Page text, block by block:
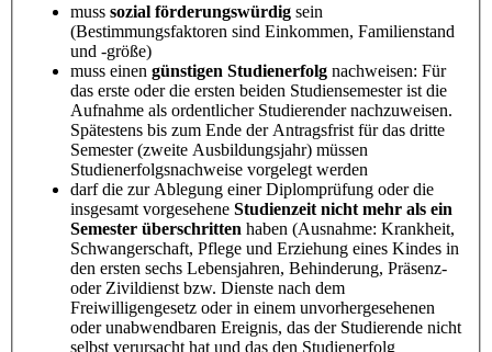
muss sozial förderungswürdig sein
(Bestimmungsfaktoren sind Einkommen, Familienstand
und -größe)
muss einen günstigen Studienerfolg nachweisen: Für
das erste oder die ersten beiden Studiensemester ist die
Aufnahme als ordentlicher Studierender nachzuweisen.
Spätestens bis zum Ende der Antragsfrist für das dritte
Semester (zweite Ausbildungsjahr) müssen
Studienerfolgsnachweise vorgelegt werden
darf die zur Ablegung einer Diplomprüfung oder die
insgesamt vorgesehene Studienzeit nicht mehr als ein
Semester überschritten haben (Ausnahme: Krankheit,
Schwangerschaft, Pflege und Erziehung eines Kindes in
den ersten sechs Lebensjahren, Behinderung, Präsenz-
oder Zivildienst bzw. Dienste nach dem
Freiwilligengesetz oder in einem unvorhergesehenen
oder unabwendbaren Ereignis, das der Studierende nicht
selbst verursacht hat und das den Studienerfolg